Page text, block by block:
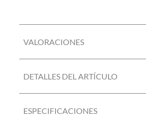
VALORACIONES
DETALLES DEL ARTÍCULO
ESPECIFICACIONES